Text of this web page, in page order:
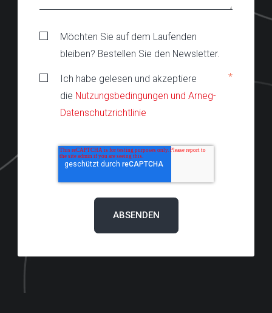
Möchten Sie auf dem Laufenden
bleiben? Bestellen Sie den Newsletter.
Ich habe gelesen und akzeptiere
die Nutzungsbedingungen und Arneg-
Datenschutzrichtlinie
*